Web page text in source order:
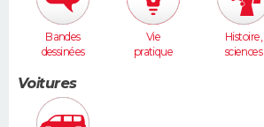
Bandes
dessinées
Vie
pratique
Histoire,
sciences
Voitures